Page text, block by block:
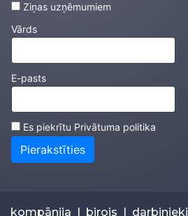
Ziņas uzņēmumiem
Vārds
E-pasts
Es piekrītu Privātuma politika
Pierakstīties
kompānija | birojs | darbinieki